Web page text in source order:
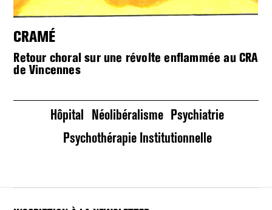
CRAMÉ
Retour choral sur une révolte enflammée au CRA
de Vincennes
Hôpital Néolibéralisme Psychiatrie
Psychothérapie Institutionnelle